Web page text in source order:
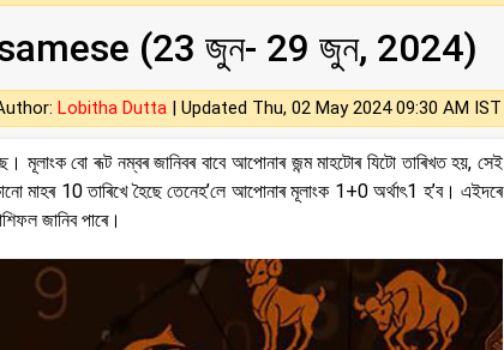
(23 জুন- 29 জুন, 2024)
Lobitha Dutta | Updated Thu, 02 May 2024 09:30 AM IST
বাে ৰূট নম্বৰ জানিবৰ বাবে আপোনাৰ জন্ম মাহটোৰ যিটো তাৰিখত হয়, সেই
10 তাৰিখে হৈছে তেনেহ’লে আপোনাৰ মূলাংক 1+0 অৰ্থাৎ1 হ’ব। এইদৰে
জানিব পাৰে।